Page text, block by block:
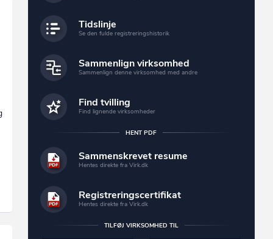
Tidslinje
Se den fulde registreringshistorik
Sammenlign virksomhed
Sammenlign denne virksomhed med andre
Find tvilling
Find lignende virksomheder
HENT PDF
Sammenskrevet resume
Hentes direkte fra Virk.dk
Registreringscertifikat
Hentes direkte fra Virk.dk
TILFØJ VIRKSOMHED TIL